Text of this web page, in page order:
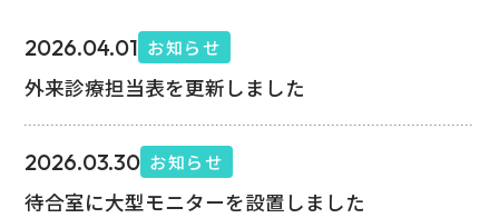
院長あいさつ
病院概要
当院のあゆみ
2026.04.01 お知らせ
外来診療担当表を更新しました
2026.03.30 お知らせ
待合室に大型モニターを設置しました